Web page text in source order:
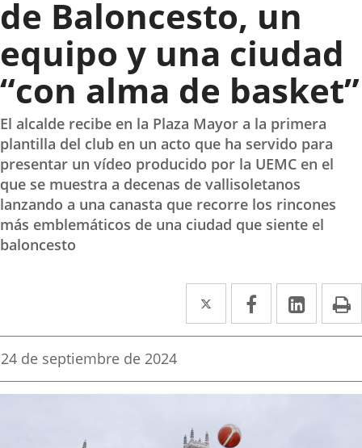
de Baloncesto, un
equipo y una ciudad
“con alma de basket”
El alcalde recibe en la Plaza Mayor a la primera
plantilla del club en un acto que ha servido para
presentar un vídeo producido por la UEMC en el
que se muestra a decenas de vallisoletanos
lanzando a una canasta que recorre los rincones
más emblemáticos de una ciudad que siente el
baloncesto
Twitter
Enlace
a
aplicación
Facebook
Enlace
a
aplicación
Enlace
a
Fecha
la
24 de septiembre de 2024